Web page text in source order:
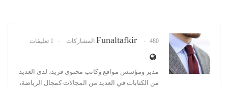
Funaltafkir 480 المشاركات 1 تعليقات
مدير ومؤسس مواقع وكاتب محتوى فريد، لدى العديد
من الكتابات في العديد من المجالات كمجال الرياضة،